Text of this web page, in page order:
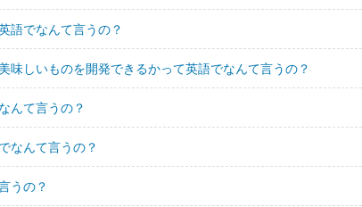
語でなんて言うの？
味しいものを開発できるかって英語でなんて言うの？
んて言うの？
なんて言うの？
うの？